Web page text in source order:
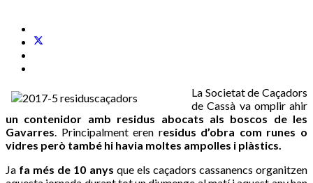
La Societat de Caçadors
de Cassà va omplir ahir
un contenidor amb residus abocats als boscos de les
Gavarres. Principalment eren residus d’obra com runes o
vidres però també hi havia moltes ampolles i plàstics.
Ja fa més de 10 anys que els caçadors cassanencs organitzen